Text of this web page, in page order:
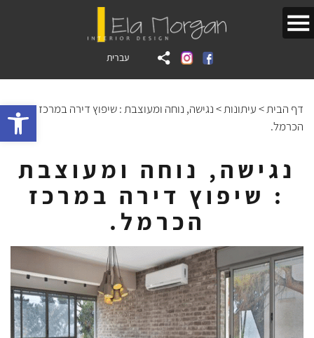
עברית
דף הבית>עיתונות>נגישה, נוחה ומעוצבת : שיפוץ דירה במרכז
הכרמל.
נגישה, נוחה ומעוצבת
: שיפוץ דירה במרכז
הכרמל.